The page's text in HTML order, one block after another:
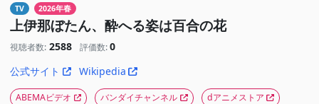
TV 2026年春
上伊那ぼたん、酔へる姿は百合の花
視聴者数: 2588 評価数: 0
公式サイト
Wikipedia
ABEMAビデオ バンダイチャンネル
dアニメストア